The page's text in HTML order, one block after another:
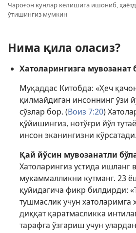
Чароғон кунлар келишига ишониб,
ўтишингиз мумкин
Нима қила оласиз?
Хатоларингизга мувозанат
Муқаддас Китобда: «Ҳеч
қилмайдиган инсоннинг ўзи
сўзлар бор. (Воиз 7:20)
қўйишингиз, нотўғри йўл
инсон эканингизни кўрсатади.
Қай йўсин мувозанатли
Хатоларингиз устида ишланг
мукаммалликни кутманг. 23
қуйидагича фикр билдирди:
тушмаслик учун хатоларимга
диққат қаратмасликка
тарафга ўзгариш учун